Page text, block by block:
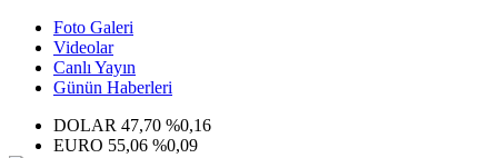
Foto Galeri
Videolar
Canlı Yayın
Günün Haberleri
DOLAR 47,70 %0,16
EURO 55,06 %0,09